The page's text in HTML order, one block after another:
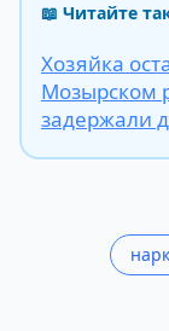
📖 Читайте
Хозяйка
Мозырском
задержали